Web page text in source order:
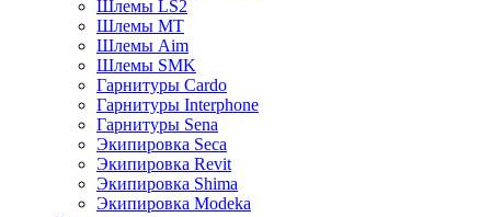
Шлемы LS2
Шлемы MT
Шлемы Aim
Шлемы SMK
Гарнитуры Cardo
Гарнитуры Interphone
Гарнитуры Sena
Экипировка Seca
Экипировка Revit
Экипировка Shima
Экипировка Modeka